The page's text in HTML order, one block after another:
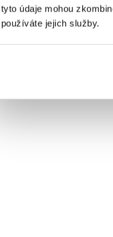
tyto údaje mohou
používáte jejich služby.